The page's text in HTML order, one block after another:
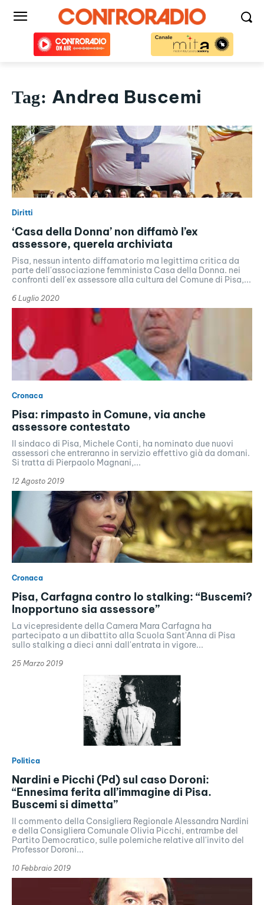
Tag: Andrea Buscemi
Diritti
‘Casa della Donna’ non diffamò l’ex
assessore, querela archiviata
Pisa, nessun intento diffamatorio ma legittima critica da
parte dell'associazione femminista Casa della Donna. nei
confronti dell'ex assessore alla cultura del Comune di Pisa,...
6 Luglio 2020
Cronaca
Pisa: rimpasto in Comune, via anche
assessore contestato
Il sindaco di Pisa, Michele Conti, ha nominato due nuovi
assessori che entreranno in servizio effettivo già da domani.
Si tratta di Pierpaolo Magnani,...
12 Agosto 2019
Cronaca
Pisa, Carfagna contro lo stalking: “Buscemi?
Inopportuno sia assessore”
La vicepresidente della Camera Mara Carfagna ha
partecipato a un dibattito alla Scuola Sant'Anna di Pisa
sullo stalking a dieci anni dall'entrata in vigore...
25 Marzo 2019
Politica
Nardini e Picchi (Pd) sul caso Doroni:
“Ennesima ferita all’immagine di Pisa.
Buscemi si dimetta”
Il commento della Consigliera Regionale Alessandra Nardini
e della Consigliera Comunale Olivia Picchi, entrambe del
Partito Democratico, sulle polemiche relative all'invito del
Professor Doroni...
10 Febbraio 2019